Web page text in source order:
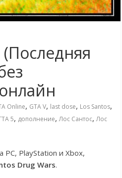
Online, GTA V, last dose, Los Santos,
5, дополнение,Лос Сантос,Лос
PC, PlayStation и Xbox,
Drug Wars.